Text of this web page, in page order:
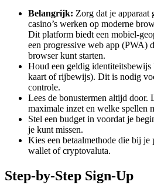
Belangrijk: Zorg dat je apparaat
casino’s werken op moderne
Dit platform biedt een mobiel-
een progressive web app (PWA)
browser kunt starten.
Houd een geldig
kaart of rijbewijs). Dit is nodig
controle.
Lees de bonustermen altijd door.
maximale inzet en welke spellen
Stel een budget in voordat je
je kunt missen.
Kies een betaalmethode die bij je
wallet of cryptovaluta.
Step-by-Step Sign-Up